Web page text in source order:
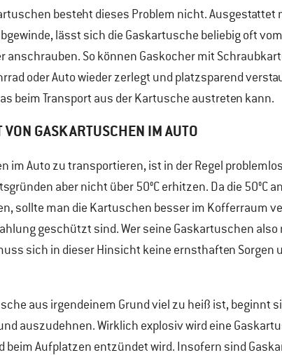
besteht dieses Problem nicht. Ausgestattet
lässt sich die Gaskartusche beliebig oft
anschrauben. So können Gaskocher mit
oder Auto wieder zerlegt und platzsparend
beim Transport aus der Kartusche austreten kann.
VON GASKARTUSCHEN IM AUTO
im Auto zu transportieren, ist in der Regel
aber nicht über 50°C erhitzen. Da die 50°C
sollte man die Kartuschen besser im Kofferraum
geschützt sind. Wer seine Gaskartuschen
sich in dieser Hinsicht keine ernsthaften Sorgen
aus irgendeinem Grund viel zu heiß ist, beginnt
auszudehnen. Wirklich explosiv wird eine
beim Aufplatzen entzündet wird. Insofern sind